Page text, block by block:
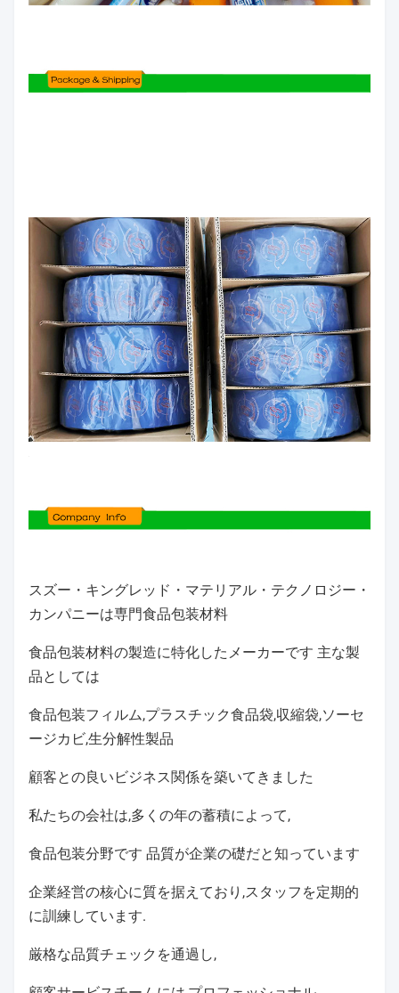
スズー・キングレッド・マテリアル・テクノロジー・
カンパニーは
専門食品包装材料